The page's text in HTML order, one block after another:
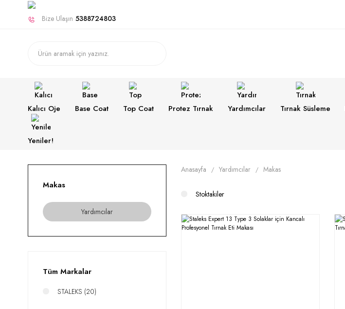
Bize Ulaşın 5388724803
Kalıcı Oje Base Coat Top Coat Protez Tırnak Yardımcılar Tırnak Süsleme
Yeniler!
Makas
Yardımcılar
Tüm Markalar
STALEKS (20)
Anasayfa Yardımcılar Makas
Stoktakiler